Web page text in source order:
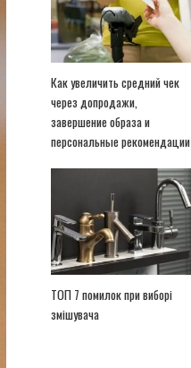
Как увеличить средний чек
через допродажи,
завершение образа и
персональные рекомендации
ТОП 7 помилок при виборі
змішувача